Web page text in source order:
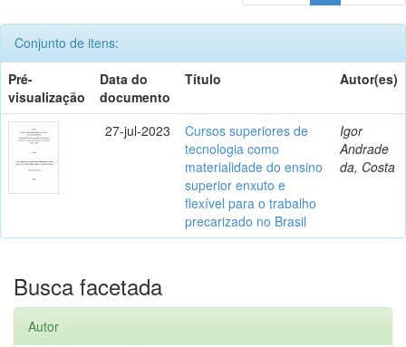
Conjunto de itens:
Pré-
visualização
Data do
documento
Título Autor(es)
27-jul-2023
Cursos superiores de
tecnologia como
materialidade do ensino
superior enxuto e
flexível para o trabalho
precarizado no Brasil
Igor
Andrade
da, Costa
Busca facetada
Autor